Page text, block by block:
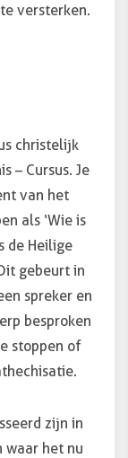
versterken.
christelijk
– Cursus. Je
van het
als ‘Wie is
de Heilige
gebeurt in
spreker en
besproken
stoppen of
zijn in
het nu